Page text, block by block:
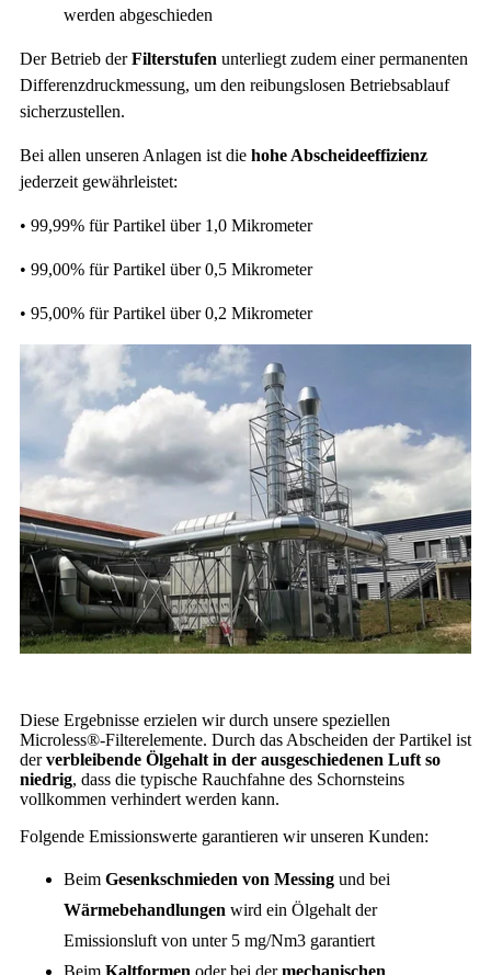
werden abgeschieden
Der Betrieb derFilterstufen unterliegt zudem einer permanenten
Differenzdruckmessung, um den reibungslosen Betriebsablauf
sicherzustellen.
Bei allen unseren Anlagen ist die hohe Abscheideeffizienz
jederzeit gewährleistet:
• 99,99% für Partikel über 1,0 Mikrometer
• 99,00% für Partikel über 0,5 Mikrometer
• 95,00% für Partikel über 0,2 Mikrometer
Diese Ergebnisse erzielen wir durch unsere speziellen
Microless®-Filterelemente. Durch das Abscheiden der Partikel ist
derverbleibende Ölgehalt in der ausgeschiedenen Luft so
niedrig, dass die typische Rauchfahne des Schornsteins
vollkommen verhindert werden kann.
Folgende Emissionswerte garantieren wir unseren Kunden:
Beim Gesenkschmieden von Messing und bei
Wärmebehandlungen wird ein Ölgehalt der
Emissionsluft von unter 5 mg/Nm3 garantiert
Beim Kaltformen oder bei dermechanischen